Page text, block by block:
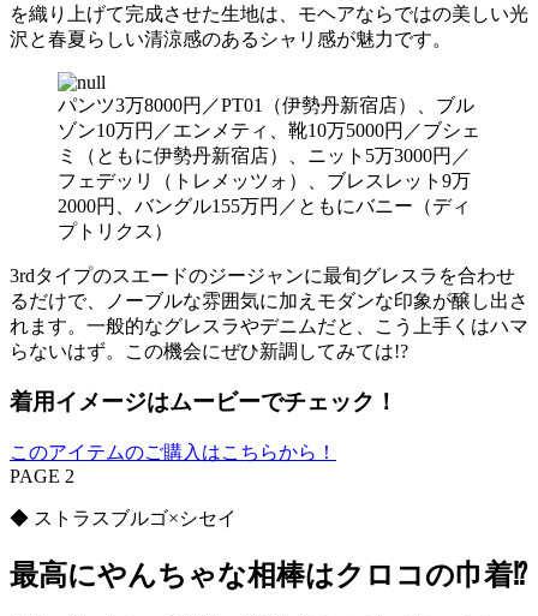
を織り上げて完成させた生地は、モヘアならではの美しい光
沢と春夏らしい清涼感のあるシャリ感が魅力です。
パンツ3万8000円／PT01（伊勢丹新宿店）、ブル
ゾン10万円／エンメティ、靴10万5000円／ブシェ
ミ（ともに伊勢丹新宿店）、ニット5万3000円／
フェデッリ（トレメッツォ）、ブレスレット9万
2000円、バングル155万円／ともにバニー（ディ
プトリクス）
3rdタイプのスエードのジージャンに最旬グレスラを合わせ
るだけで、ノーブルな雰囲気に加えモダンな印象が醸し出さ
れます。一般的なグレスラやデニムだと、こう上手くはハマ
らないはず。この機会にぜひ新調してみては!?
着用イメージはムービーでチェック！
このアイテムのご購入はこちらから！
PAGE 2
◆ ストラスブルゴ×シセイ
最高にやんちゃな相棒はクロコの巾着⁉︎